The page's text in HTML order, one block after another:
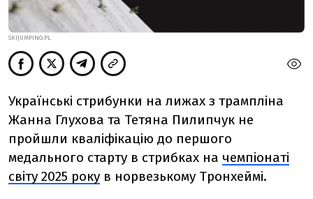
SKIJUMPING.PL
Українські стрибунки на лижах з трампліна
Жанна Глухова та Тетяна Пилипчук не
пройшли кваліфікацію до першого
медального старту в стрибках на чемпіонаті
світу 2025 року в норвезькому Тронхеймі.